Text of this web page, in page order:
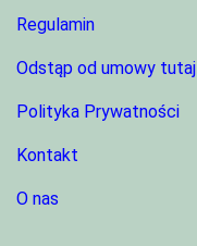
Regulamin
Odstąp od umowy tutaj
Polityka Prywatności
Kontakt
O nas